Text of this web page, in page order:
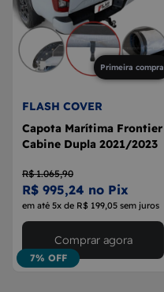
Primeira compra
FLASH COVER
Capota Marítima Frontier
Cabine Dupla 2021/2023
R$ 1.065,90
R$ 995,24 no Pix
em até 5x de R$ 199,05 sem juros
7% OFF
Comprar agora